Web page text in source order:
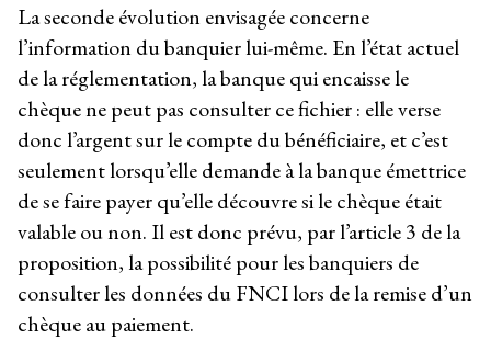
La seconde évolution envisagée concerne
l’information du banquier lui-même. En l’état actuel
de la réglementation, la banque qui encaisse le
chèque ne peut pas consulter ce fichier : elle verse
donc l’argent sur le compte du bénéficiaire, et c’est
seulement lorsqu’elle demande à la banque émettrice
de se faire payer qu’elle découvre si le chèque était
valable ou non. Il est donc prévu, par l’article 3 de la
proposition, la possibilité pour les banquiers de
consulter les données du FNCI lors de la remise d’un
chèque au paiement.